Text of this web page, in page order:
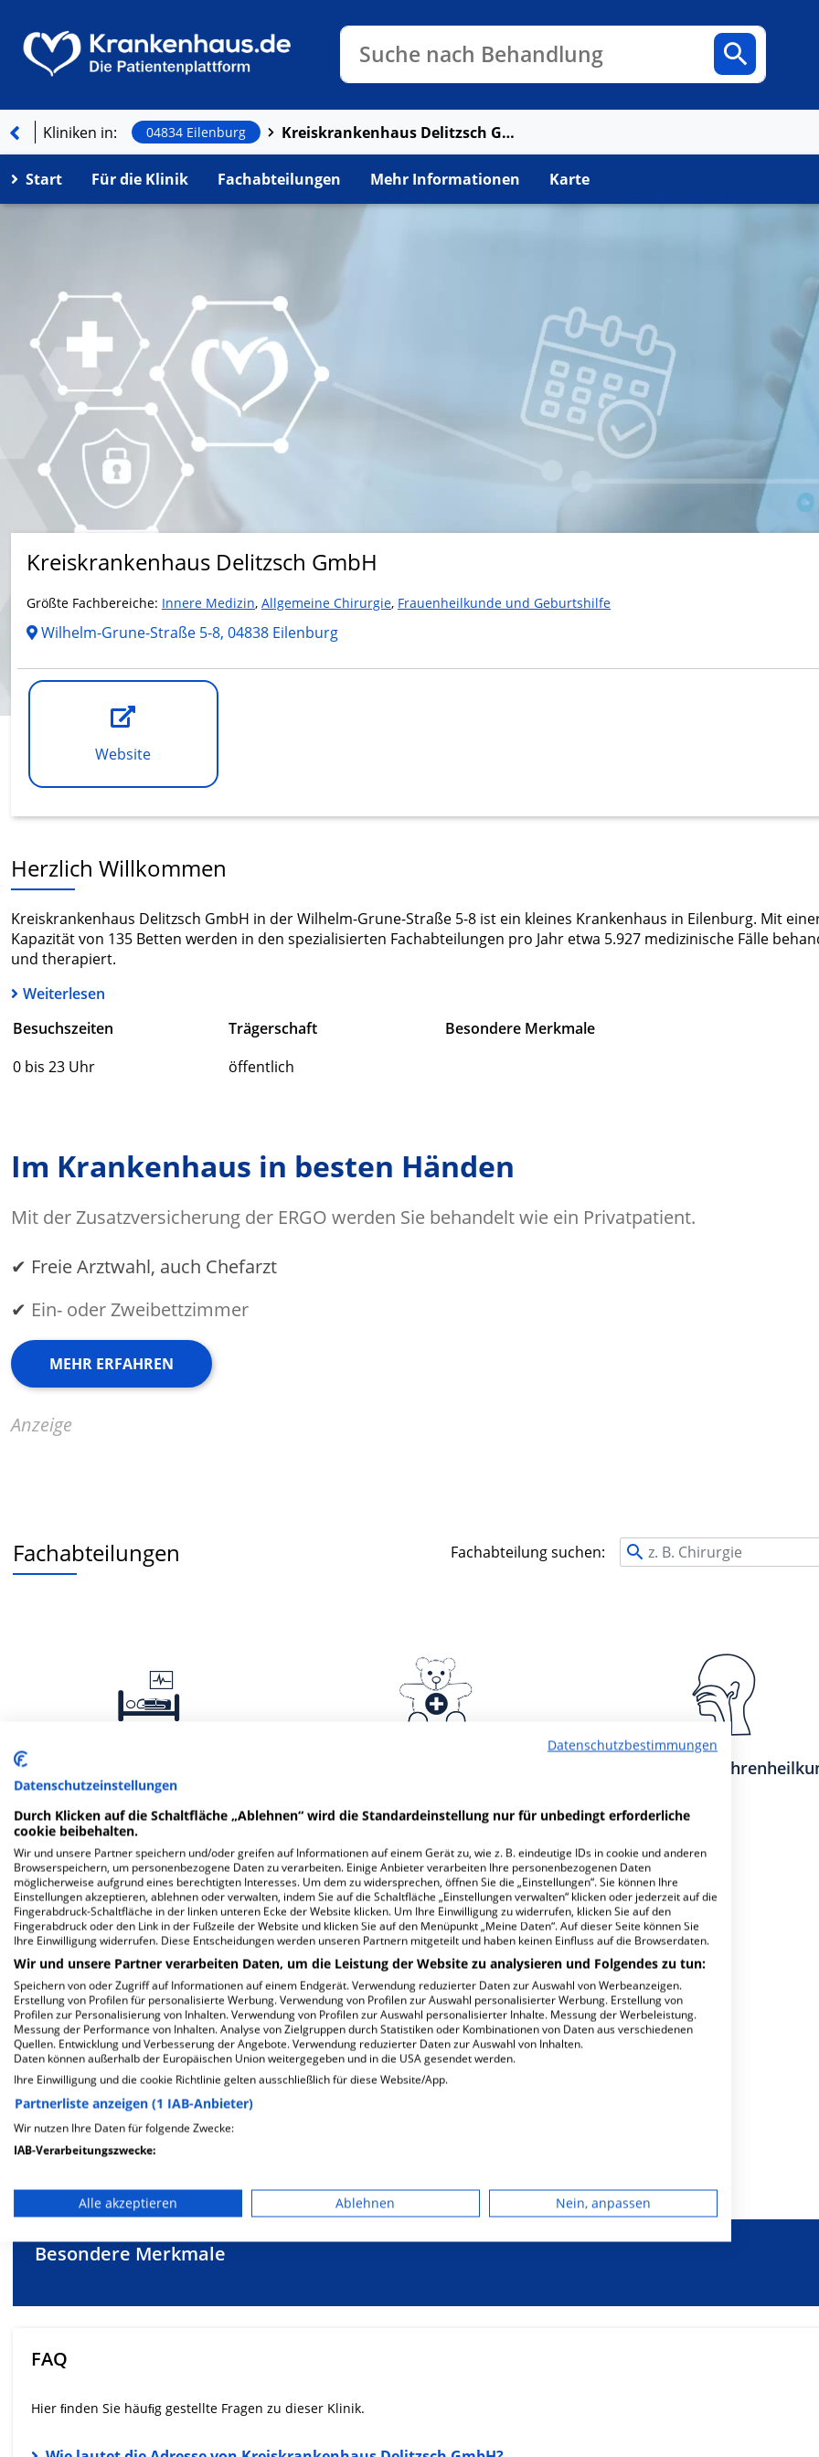
Suche nach Behandlung
Kliniken in: 04834 Eilenburg Kreiskrankenhaus Delitzsch GmbH
Start Für die Klinik Fachabteilungen Mehr Informationen Karte
Kreiskrankenhaus Delitzsch GmbH
Größte Fachbereiche: Innere Medizin, Allgemeine Chirurgie, Frauenheilkunde und Geburtshilfe
Wilhelm-Grune-Straße 5-8, 04838 Eilenburg
Website
Herzlich Willkommen
Kreiskrankenhaus Delitzsch GmbH in der Wilhelm-Grune-Straße 5-8 ist ein kleines Krankenhaus in Eilenburg. Mit
Kapazität von 135 Betten werden in den spezialisierten Fachabteilungen pro Jahr etwa 5.927 medizinische Fälle
und therapiert.
Weiterlesen
Besuchszeiten
0 bis 23 Uhr
Trägerschaft
öffentlich
Besondere Merkmale
Im Krankenhaus in besten Händen
Mit der Zusatzversicherung der ERGO werden Sie behandelt wie ein Privatpatient.
✔ Freie Arztwahl, auch Chefarzt
✔ Ein- oder Zweibettzimmer
MEHR ERFAHREN
Anzeige
Fachabteilungen Fachabteilung suchen:
Hals-, Nasen-,
Frauenheilkunde und
Geburtshilfe
Allgemeine Chirurgie
Besondere Merkmale
FAQ
Hier ﬁnden Sie häuﬁg gestellte Fragen zu dieser Klinik.
Datenschutzbestimmungen
Datenschutzeinstellungen
Durch Klicken auf die Schaltfläche „Ablehnen“ wird die Standardeinstellung nur für unbedingt erforderliche
cookie beibehalten.
Wir und unsere Partner speichern und/oder greifen auf Informationen auf einem Gerät zu, wie z. B. eindeutige IDs in cookie und anderen
Browserspeichern, um personenbezogene Daten zu verarbeiten. Einige Anbieter verarbeiten Ihre personenbezogenen Daten
möglicherweise aufgrund eines berechtigten Interesses. Um dem zu widersprechen, öffnen Sie die „Einstellungen“. Sie können Ihre
Einstellungen akzeptieren, ablehnen oder verwalten, indem Sie auf die Schaltfläche „Einstellungen verwalten“ klicken oder jederzeit auf die
Fingerabdruck-Schaltfläche in der linken unteren Ecke der Website klicken. Um Ihre Einwilligung zu widerrufen, klicken Sie auf den
Fingerabdruck oder den Link in der Fußzeile der Website und klicken Sie auf den Menüpunkt „Meine Daten“. Auf dieser Seite können Sie
Ihre Einwilligung widerrufen. Diese Entscheidungen werden unseren Partnern mitgeteilt und haben keinen Einfluss auf die Browserdaten.
Wir und unsere Partner verarbeiten Daten, um die Leistung der Website zu analysieren und Folgendes zu tun:
Speichern von oder Zugriff auf Informationen auf einem Endgerät. Verwendung reduzierter Daten zur Auswahl von Werbeanzeigen.
Erstellung von Profilen für personalisierte Werbung. Verwendung von Profilen zur Auswahl personalisierter Werbung. Erstellung von
Profilen zur Personalisierung von Inhalten. Verwendung von Profilen zur Auswahl personalisierter Inhalte. Messung der Werbeleistung.
Messung der Performance von Inhalten. Analyse von Zielgruppen durch Statistiken oder Kombinationen von Daten aus verschiedenen
Quellen. Entwicklung und Verbesserung der Angebote. Verwendung reduzierter Daten zur Auswahl von Inhalten.
Daten können außerhalb der Europäischen Union weitergegeben und in die USA gesendet werden.
Ihre Einwilligung und die cookie Richtlinie gelten ausschließlich für diese Website/App.
Partnerliste anzeigen (1 IAB-Anbieter)
Wir nutzen Ihre Daten für folgende Zwecke:
IAB-Verarbeitungszwecke:
Verwendung reduzierter Daten zur Auswahl von Werbeanzeigen
Erstellung von Profilen für personalisierte Werbung
Verwendung von Profilen zur Auswahl personalisierter Inhalte
Messung der Werbeleistung
Alle akzeptieren Ablehnen Nein, anpassen